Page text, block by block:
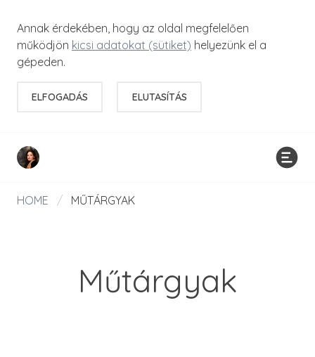
Annak érdekében, hogy az oldal megfelelően
működjön kicsi adatokat (sütiket) helyezünk el a
gépeden.
ELFOGADÁS ELUTASÍTÁS
HOME / MŰTÁRGYAK
Műtárgyak